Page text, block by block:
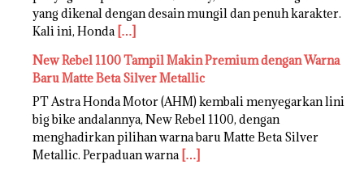
yang dikenal dengan desain mungil dan penuh karakter.
Kali ini, Honda […]
New Rebel 1100 Tampil Makin Premium dengan Warna
Baru Matte Beta Silver Metallic
PT Astra Honda Motor (AHM) kembali menyegarkan lini
big bike andalannya, New Rebel 1100, dengan
menghadirkan pilihan warna baru Matte Beta Silver
Metallic. Perpaduan warna […]